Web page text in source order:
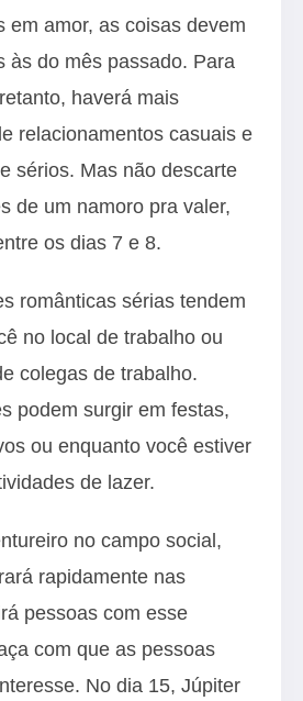
em amor, as coisas devem
às do mês passado. Para
haverá mais
relacionamentos casuais e
sérios. Mas não descarte
de um namoro pra valer,
os dias 7 e 8.
românticas sérias tendem
no local de trabalho ou
colegas de trabalho.
podem surgir em festas,
ou enquanto você estiver
de lazer.
no campo social,
rapidamente nas
pessoas com esse
com que as pessoas
No dia 15, Júpiter